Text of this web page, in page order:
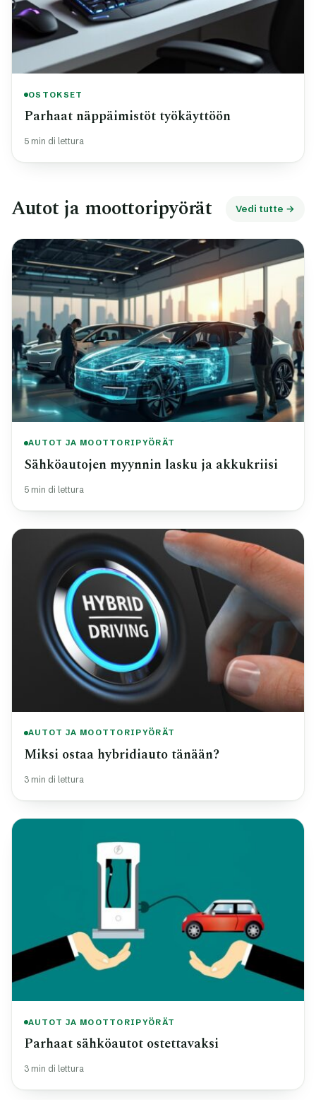
OSTOKSET
Parhaat näppäimistöt työkäyttöön
5 min di lettura
Autot ja moottoripyörät Vedi tutte →
AUTOT JA MOOTTORIPYÖRÄT
Sähköautojen myynnin lasku ja akkukriisi
5 min di lettura
AUTOT JA MOOTTORIPYÖRÄT
Miksi ostaa hybridiauto tänään?
3 min di lettura
AUTOT JA MOOTTORIPYÖRÄT
Parhaat sähköautot ostettavaksi
3 min di lettura